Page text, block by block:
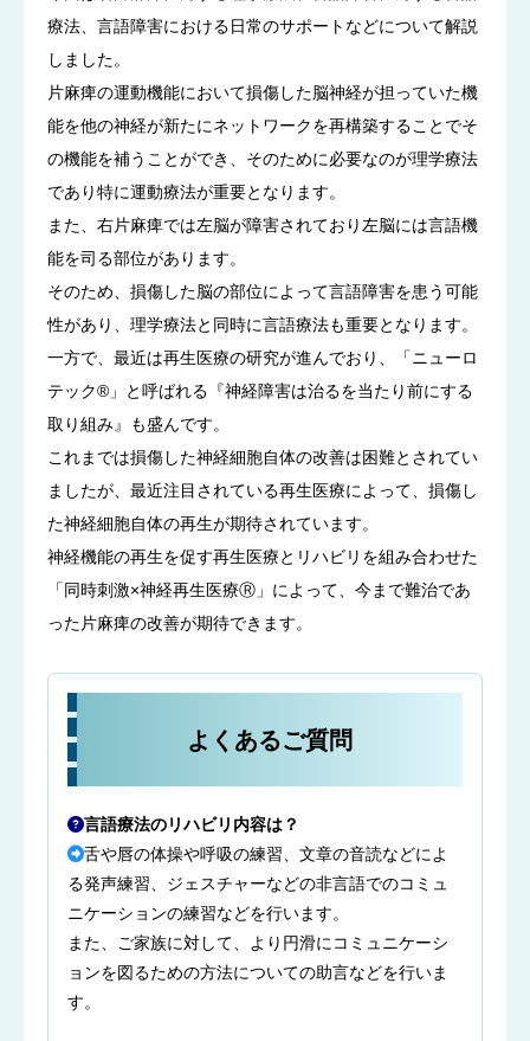
療法、言語障害における日常のサポートなどについて解説
しました。
片麻痺の運動機能において損傷した脳神経が担っていた機
能を他の神経が新たにネットワークを再構築することでそ
の機能を補うことができ、そのために必要なのが理学療法
であり特に運動療法が重要となります。
また、右片麻痺では左脳が障害されており左脳には言語機
能を司る部位があります。
そのため、損傷した脳の部位によって言語障害を患う可能
性があり、理学療法と同時に言語療法も重要となります。
一方で、最近は再生医療の研究が進んでおり、「ニューロ
テック®」と呼ばれる『神経障害は治るを当たり前にする
取り組み』も盛んです。
これまでは損傷した神経細胞自体の改善は困難とされてい
ましたが、最近注目されている再生医療によって、損傷し
た神経細胞自体の再生が期待されています。
神経機能の再生を促す再生医療とリハビリを組み合わせた
「同時刺激×神経再生医療Ⓡ」によって、今まで難治であ
った片麻痺の改善が期待できます。
よくあるご質問
言語療法のリハビリ内容は？
舌や唇の体操や呼吸の練習、文章の音読などによ
る発声練習、ジェスチャーなどの非言語でのコミュ
ニケーションの練習などを行います。
また、ご家族に対して、より円滑にコミュニケーシ
ョンを図るための方法についての助言などを行いま
す。